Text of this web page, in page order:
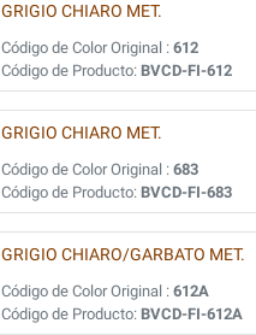
GRIGIO CHIARO MET.
Código de Color Original : 612
Código de Producto: BVCD-FI-612
GRIGIO CHIARO MET.
Código de Color Original : 683
Código de Producto: BVCD-FI-683
GRIGIO CHIARO/GARBATO MET.
Código de Color Original : 612A
Código de Producto: BVCD-FI-612A